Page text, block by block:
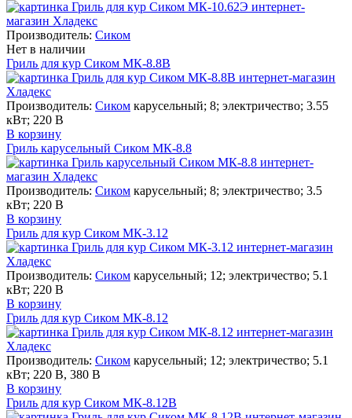
Производитель: Сиком
Нет в наличии
Гриль для кур Сиком МК-8.8В
Производитель: Сиком карусельный; 8; электричество; 3.55
кВт; 220 В
В корзину
Гриль карусельный Сиком МК-8.8
Производитель: Сиком карусельный; 8; электричество; 3.5
кВт; 220 В
В корзину
Гриль для кур Сиком МК-3.12
Производитель: Сиком карусельный; 12; электричество; 5.1
кВт; 220 В
В корзину
Гриль для кур Сиком МК-8.12
Производитель: Сиком карусельный; 12; электричество; 5.1
кВт; 220 В, 380 В
В корзину
Гриль для кур Сиком МК-8.12В